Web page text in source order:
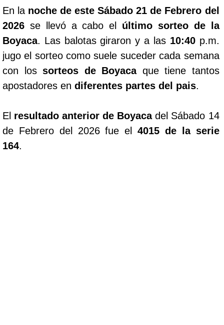
En la noche de este Sábado 21 de Febrero del
2026 se llevó a cabo el último sorteo de la
Boyaca. Las balotas giraron y a las 10:40p.m.
jugo el sorteo como suele suceder cada semana
con lossorteos de Boyaca que tiene tantos
apostadores en diferentes partes del pais.
El resultado anterior de Boyacadel Sábado 14
de Febrero del 2026 fue el4015 de la serie
164.